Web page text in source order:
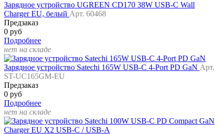
Зарядное устройство UGREEN CD170 38W USB-C Wall
Charger EU, белый Арт. 60468
Предзаказ
0 руб
Подробнее
нет на складе
Зарядное устройство Satechi 165W USB-C 4-Port PD GaN Арт.
ST-UC165GM-EU
Предзаказ
0 руб
Подробнее
нет на складе